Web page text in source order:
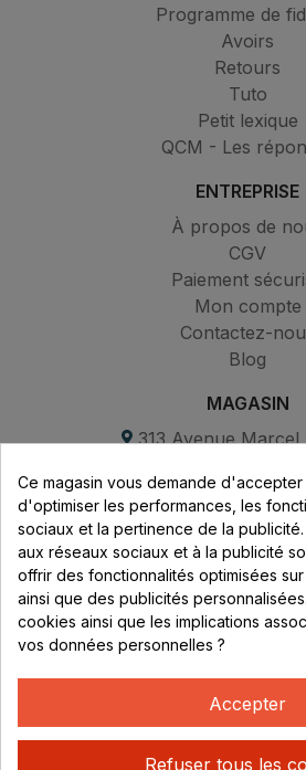
Programme de
Avoirs
Retours
Tuto
Petit lexique
QCM - Les
ENTREPRISE
À propos de
CGV
Paiement
Mon compte
Contactez-
Blog
MAGASIN
313 Avenue
69530
Lundi au
8h - 16h
uniquement sur
CONTACT
04 78 37 00
Ce magasin vous demande
d'optimiser les performances, les
sociaux et la pertinence de la
aux réseaux sociaux et à la publicité
offrir des fonctionnalités optimisées
ainsi que des publicités
cookies ainsi que les implications
vos données personnelles ?
Accepter
Refuser tous les